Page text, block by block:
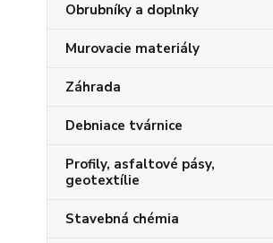
Obrubníky a doplnky
Murovacie materiály
Záhrada
Debniace tvárnice
Profily, asfaltové pásy,
geotextílie
Stavebná chémia